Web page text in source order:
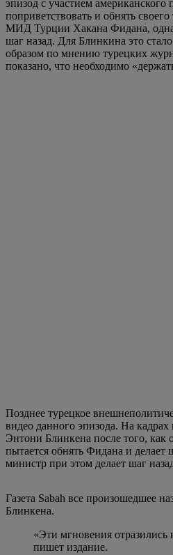
эпизод с участием американского
поприветствовать и обнять своего
МИД Турции Хакана Фидана,
шаг назад. Для Блинкина это
образом по мнению турецких
показано, что необходимо
Позднее турецкое
видео данного эпизода. На кадрах
Энтони Блинкена после того, как
пытается обнять Фидана и делает
министр при этом делает шаг
Газета Sabah все произошедшее
Блинкена.
«Эти мгновения
пишет издание.